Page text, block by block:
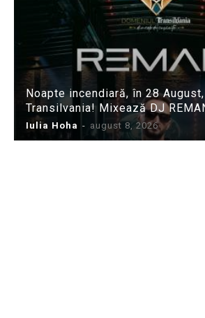
Noapte incendiară, în 28
Transilvania! Mixează DJ
Iulia Hoha - august 8, 2026